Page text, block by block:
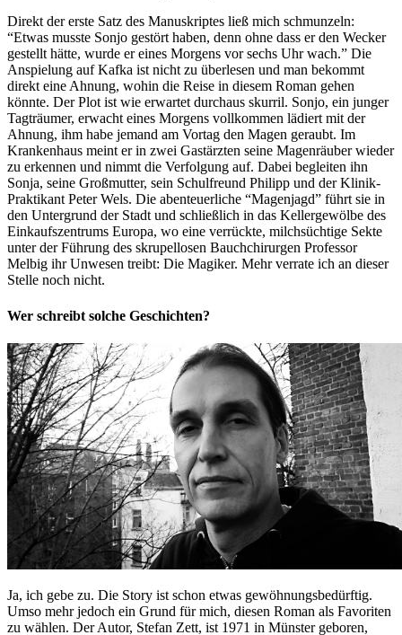
Direkt der erste Satz des Manuskriptes ließ mich schmunzeln:
“Etwas musste Sonjo gestört haben, denn ohne dass er den Wecker
gestellt hätte, wurde er eines Morgens vor sechs Uhr wach.” Die
Anspielung auf Kafka ist nicht zu überlesen und man bekommt
direkt eine Ahnung, wohin die Reise in diesem Roman gehen
könnte. Der Plot ist wie erwartet durchaus skurril. Sonjo, ein junger
Tagträumer, erwacht eines Morgens vollkommen lädiert mit der
Ahnung, ihm habe jemand am Vortag den Magen geraubt. Im
Krankenhaus meint er in zwei Gastärzten seine Magenräuber wieder
zu erkennen und nimmt die Verfolgung auf. Dabei begleiten ihn
Sonja, seine Großmutter, sein Schulfreund Philipp und der Klinik-
Praktikant Peter Wels. Die abenteuerliche “Magenjagd” führt sie in
den Untergrund der Stadt und schließlich in das Kellergewölbe des
Einkaufszentrums Europa, wo eine verrückte, milchsüchtige Sekte
unter der Führung des skrupellosen Bauchchirurgen Professor
Melbig ihr Unwesen treibt: Die Magiker. Mehr verrate ich an dieser
Stelle noch nicht.
Wer schreibt solche Geschichten?
Ja, ich gebe zu. Die Story ist schon etwas gewöhnungsbedürftig.
Umso mehr jedoch ein Grund für mich, diesen Roman als Favoriten
zu wählen. Der Autor, Stefan Zett, ist 1971 in Münster geboren,